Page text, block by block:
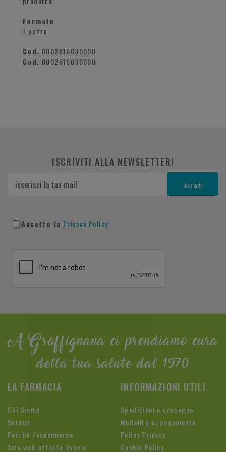
Formato
1 pezzo
Cod. 0002816030000
Cod. 0002816030000
ISCRIVITI ALLA NEWSLETTER!
Accetto la Privacy Policy
A Graffignana ci prendiamo cura
della tua salute dal 1970
LA FARMACIA
Chi Siamo
Servizi
Perchè l'ecommerce
Sito web offerte Valore
INFORMAZIONI UTILI
Spedizioni e consegne
Modalità di pagamento
Policy Privacy
Cookie Policy